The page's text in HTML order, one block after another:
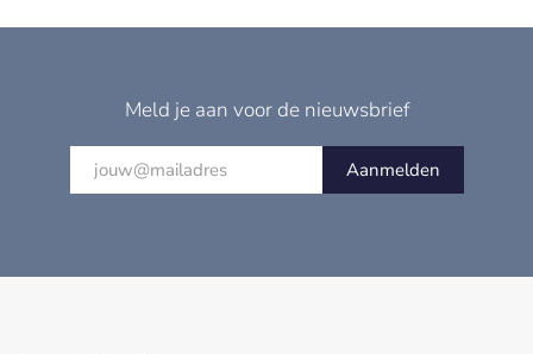
Meld je aan voor de nieuwsbrief
Aanmelden